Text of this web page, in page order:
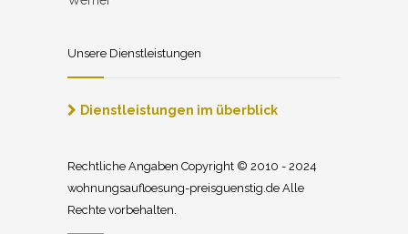
Unsere Dienstleistungen
Dienstleistungen im überblick
Rechtliche Angaben Copyright © 2010 - 2024
wohnungsaufloesung-preisguenstig.de Alle
Rechte vorbehalten.